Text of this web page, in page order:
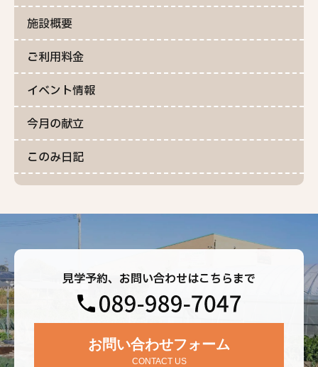
施設概要
ご利用料金
イベント情報
今月の献立
このみ日記
見学予約、お問い合わせはこちらまで
お問い合わせフォーム
CONTACT US